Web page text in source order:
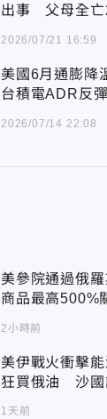
出事 父母全亡
2026/07/21 16:59
美國6月通膨降
台積電ADR反彈
2026/07/14 22:08
美參院通過俄
商品最高500%
2小時前
美伊戰火衝擊能
狂買俄油 沙國
1天前